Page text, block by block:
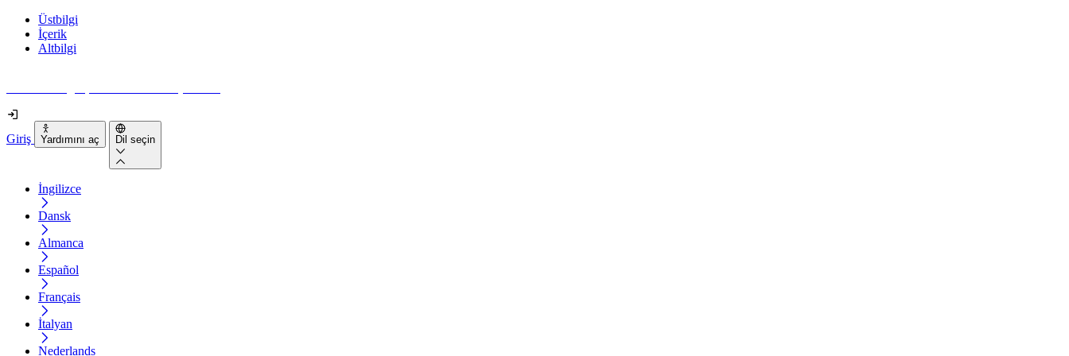
Üstbilgi
İçerik
Altbilgi
Giriş Yardımını aç Dil seçin
İngilizce
Dansk
Almanca
Español
Français
İtalyan
Nederlands